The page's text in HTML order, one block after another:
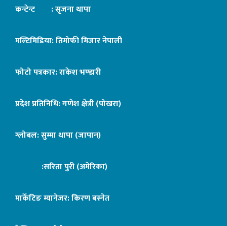
कन्टेन्ट : सृजना थापा
मल्टिमिडिया: तिमोफी मिजार नेपाली
फोटो पत्रकार: राकेश भण्डारी
प्रदेश प्रतिनिधि: गणेश क्षेत्री (पोखरा)
ग्लोबल: सुम्मा थापा (जापान)
:सरिता पुरी (अमेरिका)
मार्केटिङ म्यानेजर: किरण बस्नेत